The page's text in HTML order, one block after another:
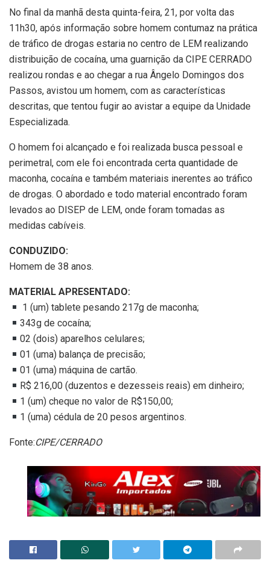
No final da manhã desta quinta-feira, 21, por volta das
11h30, após informação sobre homem contumaz na prática
de tráfico de drogas estaria no centro de LEM realizando
distribuição de cocaína, uma guarnição da CIPE CERRADO
realizou rondas e ao chegar a rua Ângelo Domingos dos
Passos, avistou um homem, com as características
descritas, que tentou fugir ao avistar a equipe da Unidade
Especializada.
O homem foi alcançado e foi realizada busca pessoal e
perimetral, com ele foi encontrada certa quantidade de
maconha, cocaína e também materiais inerentes ao tráfico
de drogas. O abordado e todo material encontrado foram
levados ao DISEP de LEM, onde foram tomadas as
medidas cabíveis.
CONDUZIDO:
Homem de 38 anos.
MATERIAL APRESENTADO:
1 (um) tablete pesando 217g de maconha;
343g de cocaína;
02 (dois) aparelhos celulares;
01 (uma) balança de precisão;
01 (uma) máquina de cartão.
R$ 216,00 (duzentos e dezesseis reais) em dinheiro;
1 (um) cheque no valor de R$150,00;
1 (uma) cédula de 20 pesos argentinos.
Fonte:CIPE/CERRADO